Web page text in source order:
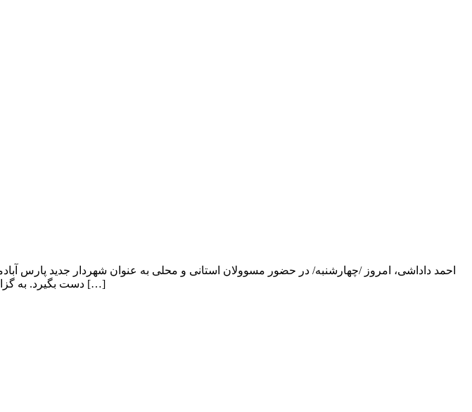
احمد داداشی، امروز /چهارشنبه/ در حضور مسوولان استانی و محلی به عنوان شهردار جدید
دست بگیرد. به گزارش مغانه، داداشی در اولین جلسه رسمی شورای شهر دوره چهارم که با حضور تمامی اعضای این شورا […]